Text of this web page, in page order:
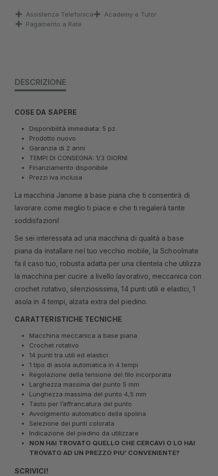
Assistenza Telefonica
Academy e Tutor
Pagamento a Rate
DESCRIZIONE
COSE DA SAPERE
Disponibilità immediata: 5 pz.
Prodotto nuovo
Garanzia di 2 anni
TEMPI DI CONSEGNA: 1/3 GIORNI
Finanziamento disponibile
Prezzi iva inclusa
La macchina Janome a base piana che ti consentirà di
lavorare come meglio ti piace e che ti regalerà tante
soddisfazioni!
Se sei interessata ad una macchina di qualità a base
piana da installare nel tuo vecchio mobile, la Schoolmate
fa il caso tuo, robusta adatta per una clientela che utilizza
la macchina per cucire a livello lavorativo, meccanica con
crochet rotativo, silenziosissima, 14 punti utili e elastici, 1
asola in 4 tempi, alzata extra del piedino.
CARATTERISTICHE TECNICHE
Macchina meccanica a base piana
Crochet rotativo
14 punti tra utili ed elastici
1 tipo di asola automatica in 4 tempi
Regolazione della tensione del filo incorporata
Larghezza massima del punto 5 mm
Lunghezza massima del punto 4,5 mm
Tasto per l’affrancatura del punto
Avvolgimento automatico della spolina
Selezione dei punti colorata
Indicazione del piedino da utilizzare
NON HAI TROVATO QUELLO CHE CERCAVI O LO HAI
TROVATO AD UN PREZZO PIU’ CONVENIENTE?
SCRIVICI!